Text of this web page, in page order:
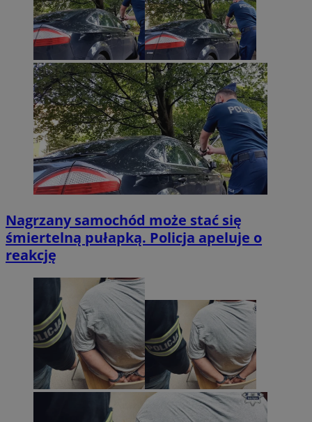
Nagrzany samochód może stać się
śmiertelną pułapką. Policja apeluje o
reakcję